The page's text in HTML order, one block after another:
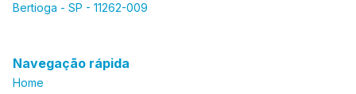
Bertioga - SP - 11262-009
Navegação rápida
Home